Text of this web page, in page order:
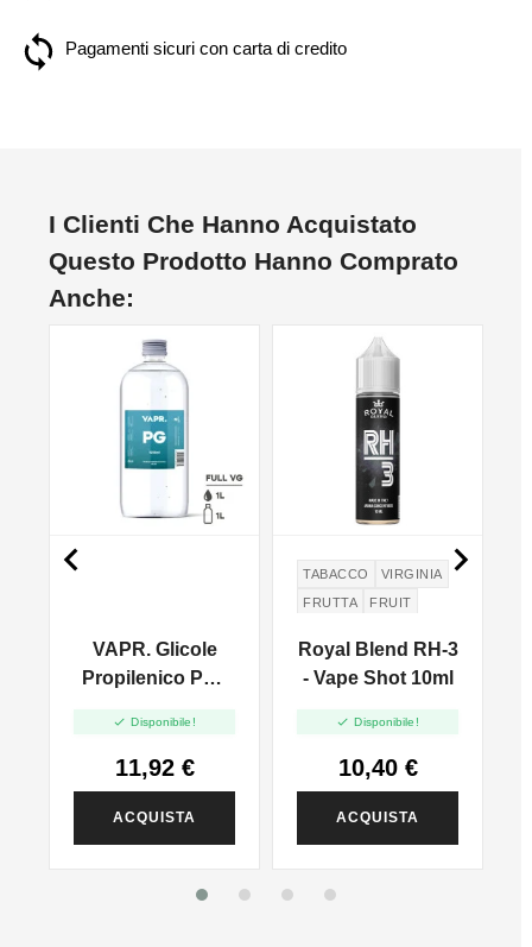
Pagamenti sicuri con carta di credito
I Clienti Che Hanno Acquistato
Questo Prodotto Hanno Comprato
Anche:
VAPR. Glicole
Propilenico PG -
 Disponibile!
11,92 €
ACQUISTA
TABACCO
VIRGINIA
FRUTTA
FRUIT
Royal Blend RH-3
- Vape Shot 10ml
 Disponibile!
10,40 €
ACQUISTA
 